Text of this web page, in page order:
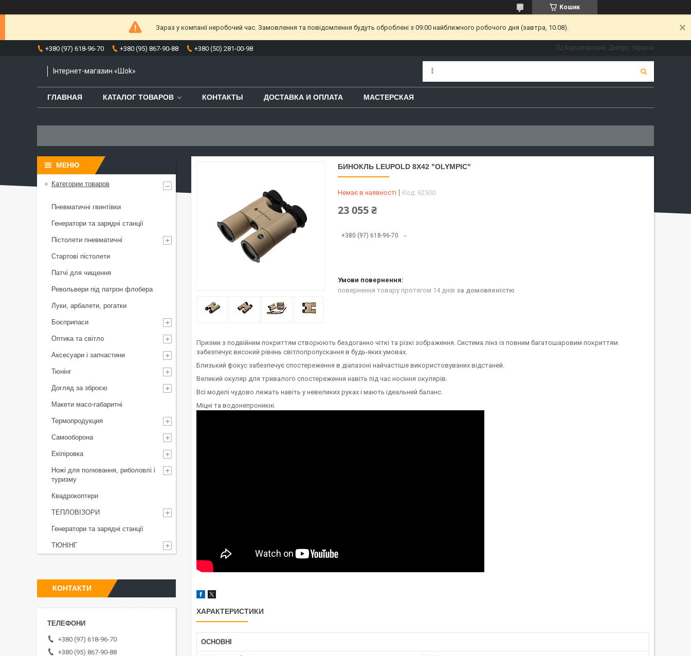
Кошик
Зараз у компанії неробочий час. Замовлення та повідомлення будуть оброблені з 09:00 найближчого робочого дня (завтра, 10.08).
+380 (97) 618-96-70 +380 (95) 867-90-88 +380 (50) 281-00-98 ТЦ Курчатовский, Дніпро, Україна
Інтернет-магазин «Шоk»
ГЛАВНАЯ КАТАЛОГ ТОВАРОВ КОНТАКТЫ ДОСТАВКА И ОПЛАТА МАСТЕРСКАЯ
БИНОКЛЬ LEUPOLD 8X42 "OLYMPIC"
Немає в наявності Код: 62500
23 055 ₴
+380 (97) 618-96-70
повернення товару протягом 14 днів за домовленістю
Призми з подвійним покриттям створюють бездоганно чіткі та різкі зображення. Система лінз із повним багатошаровим покриттям
забезпечує високий рівень світлопропускання в будь-яких умовах.
Близький фокус забезпечує спостереження в діапазоні найчастіше використовуваних відстаней.
Великий окуляр для тривалого спостереження навіть під час носіння окулярів.
Всі моделі чудово лежать навіть у невеликих руках і мають ідеальний баланс.
Міцні та водонепроникні.
ХАРАКТЕРИСТИКИ
ОСНОВНІ
Категории товаров
Пневматичні гвинтівки
Генератори та зарядні станції
Пістолети пневматичні
Стартові пістолети
Патчі для чищення
Револьвери під патрон флобера
Луки, арбалети, рогатки
Боєприпаси
Оптика та світло
Аксесуари і запчастини
Тюнінг
Догляд за зброєю
Макети масо-габаритні
Термопродукция
Самооборона
Екіпіровка
Ножі для полювання, риболовлі і
туризму
Квадрокоптери
ТЕПЛОВІЗОРИ
Генератори та зарядні станції
ТЮНІНГ
КОНТАКТИ
+380 (97) 618-96-70
+380 (95) 867-90-88